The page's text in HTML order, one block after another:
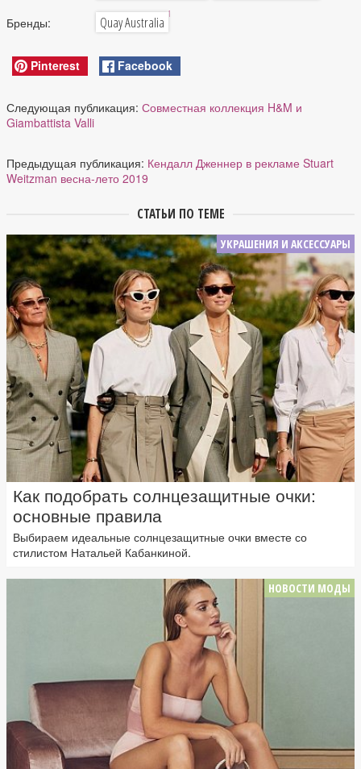
Бренды: Quay Australia 1
Pinterest Facebook
Следующая публикация: Совместная коллекция H&M и
Giambattista Valli
Предыдущая публикация: Кендалл Дженнер в рекламе Stuart
Weitzman весна-лето 2019
СТАТЬИ ПО ТЕМЕ
УКРАШЕНИЯ И АКСЕССУАРЫ
Как подобрать солнцезащитные очки:
основные правила
Выбираем идеальные солнцезащитные очки вместе со
стилистом Натальей Кабанкиной.
НОВОСТИ МОДЫ